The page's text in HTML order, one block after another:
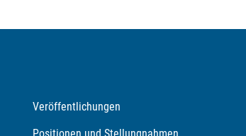
Veröffentlichungen